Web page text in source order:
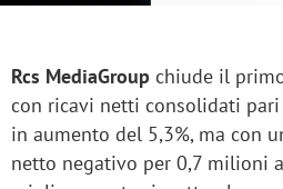
Rcs MediaGroup chiude il
con ricavi netti consolidati
in aumento del 5,3%, ma con
netto negativo per 0,7 milioni